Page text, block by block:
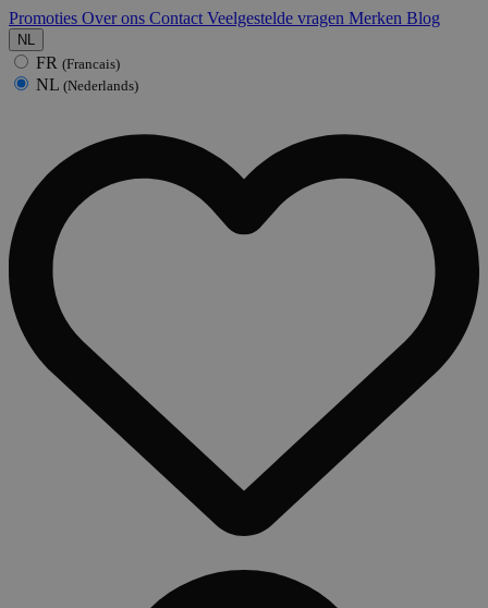
Promoties Over ons Contact Veelgestelde vragen Merken Blog
NL
FR (Francais)
NL (Nederlands)